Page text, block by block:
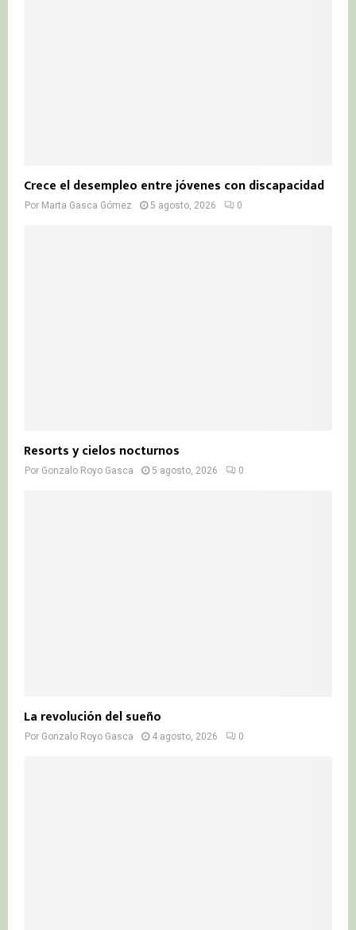
Crece el desempleo entre jóvenes con discapacidad
Por Marta Gasca Gómez 5 agosto, 2026 0
Resorts y cielos nocturnos
Por Gonzalo Royo Gasca 5 agosto, 2026 0
La revolución del sueño
Por Gonzalo Royo Gasca 4 agosto, 2026 0